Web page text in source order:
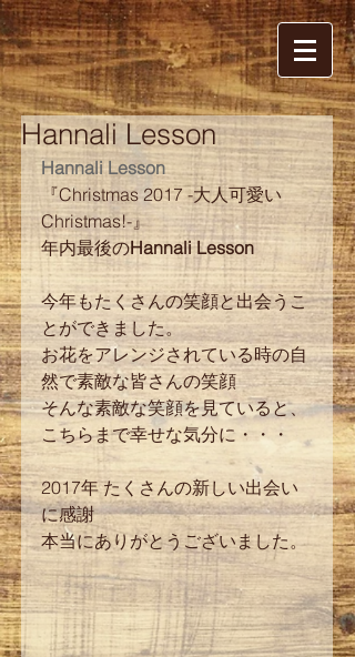
Hannali Lesson
Hannali Lesson
『Christmas 2017 -大人可愛い
Christmas!-』
年内最後のHannali Lesson
今年もたくさんの笑顔と出会うこ
とができました。
お花をアレンジされている時の自
然で素敵な皆さんの笑顔
そんな素敵な笑顔を見ていると、
こちらまで幸せな気分に・・・
2017年 たくさんの新しい出会い
に感謝
本当にありがとうございました。